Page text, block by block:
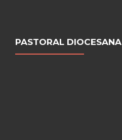
PASTORAL DIOCESANA